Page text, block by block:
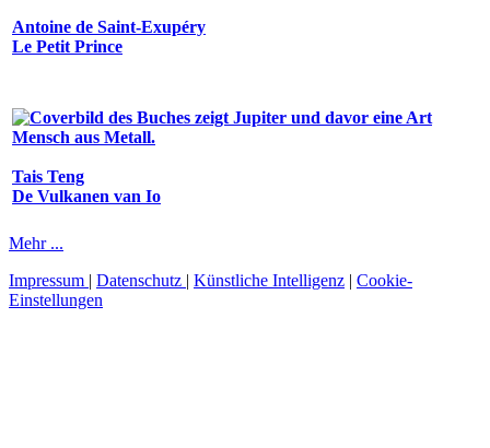
Antoine de Saint-Exupéry
Le Petit Prince
Tais Teng
De Vulkanen van Io
Mehr ...
Impressum | Datenschutz | Künstliche Intelligenz | Cookie-
Einstellungen